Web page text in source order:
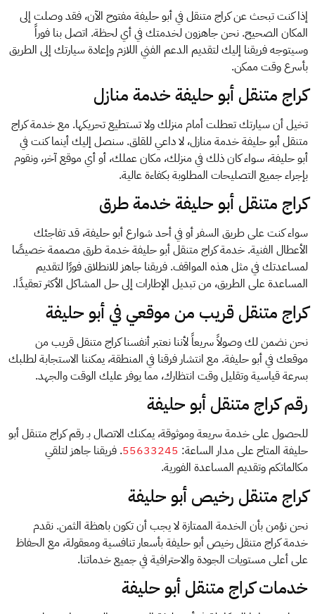
إذا كنت تبحث عن كراج متنقل في أبو حليفة مفتوح الآن، فقد وصلت إلى
المكان الصحيح. نحن جاهزون لخدمتك في أي لحظة. اتصل بنا فوراً
وسيتوجه فريقنا إليك لتقديم الدعم الفني اللازم وإعادة سيارتك إلى الطريق
بأسرع وقت ممكن.
كراج متنقل أبو حليفة خدمة منازل
تخيل أن سيارتك تعطلت أمام منزلك ولا تستطيع تحريكها. مع خدمة كراج
متنقل أبو حليفة خدمة منازل، لا داعي للقلق. سنصل إليك أينما كنت في
أبو حليفة، سواء كان ذلك في منزلك، مكان عملك، أو أي موقع آخر، ونقوم
بإجراء جميع التصليحات المطلوبة بكفاءة عالية.
كراج متنقل أبو حليفة خدمة طرق
سواء كنت على طريق السفر أو في أحد شوارع أبو حليفة، قد تفاجئك
الأعطال الفنية. خدمة كراج متنقل أبو حليفة خدمة طرق مصممة خصيصًا
لمساعدتك في مثل هذه المواقف. فريقنا جاهز للانطلاق فورًا لتقديم
المساعدة على الطريق، من تبديل الإطارات إلى حل المشاكل الأكثر تعقيدًا.
كراج متنقل قريب من موقعي في أبو حليفة
نحن نضمن لك وصولاً سريعاً لأننا نعتبر أنفسنا كراج متنقل قريب من
موقعك في أبو حليفة. مع انتشار فرقنا في المنطقة، يمكننا الاستجابة لطلبك
بسرعة قياسية وتقليل وقت انتظارك، مما يوفر عليك الوقت والجهد.
رقم كراج متنقل أبو حليفة
للحصول على خدمة سريعة وموثوقة، يمكنك الاتصال بـ رقم كراج متنقل أبو
حليفة المتاح على مدار الساعة: 55633245. فريقنا جاهز لتلقي
مكالماتكم وتقديم المساعدة الفورية.
كراج متنقل رخيص أبو حليفة
نحن نؤمن بأن الخدمة الممتازة لا يجب أن تكون باهظة الثمن. نقدم
خدمة كراج متنقل رخيص أبو حليفة بأسعار تنافسية ومعقولة، مع الحفاظ
على أعلى مستويات الجودة والاحترافية في جميع خدماتنا.
خدمات كراج متنقل أبو حليفة